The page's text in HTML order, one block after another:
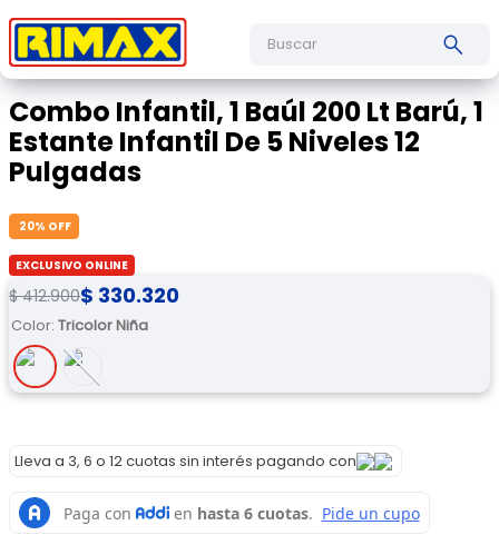
Combo Infantil, 1 Baúl 200 Lt Barú, 1
Estante Infantil De 5 Niveles 12
Pulgadas
20% OFF
EXCLUSIVO ONLINE
$ 412.900$ 330.320
Color: Tricolor Niña
Lleva a 3, 6 o 12 cuotas sin interés pagando con